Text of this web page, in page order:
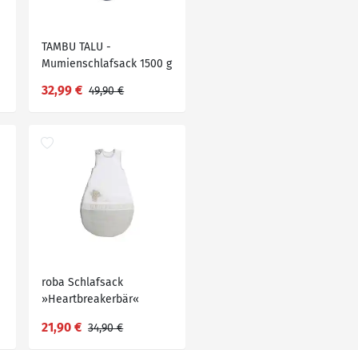
TAMBU TALU -
Mumienschlafsack 1500 g
32,99 € 49,90 €
roba Schlafsack
»Heartbreakerbär«
21,90 € 34,90 €